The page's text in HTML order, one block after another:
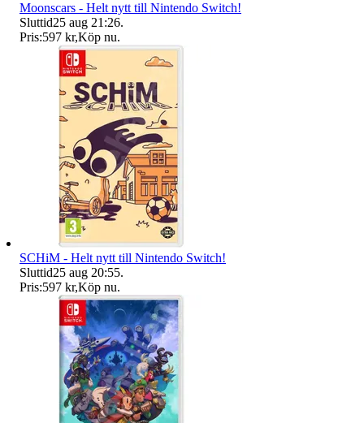
Moonscars - Helt nytt till Nintendo Switch!
Sluttid25 aug 21:26.
Pris:597 kr,Köp nu.
SCHiM - Helt nytt till Nintendo Switch!
Sluttid25 aug 20:55.
Pris:597 kr,Köp nu.